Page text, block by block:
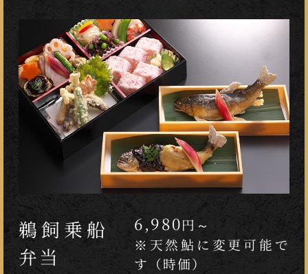
鵜飼乗船
弁当
6,980円～
※天然鮎に変更可能で
す（時価）